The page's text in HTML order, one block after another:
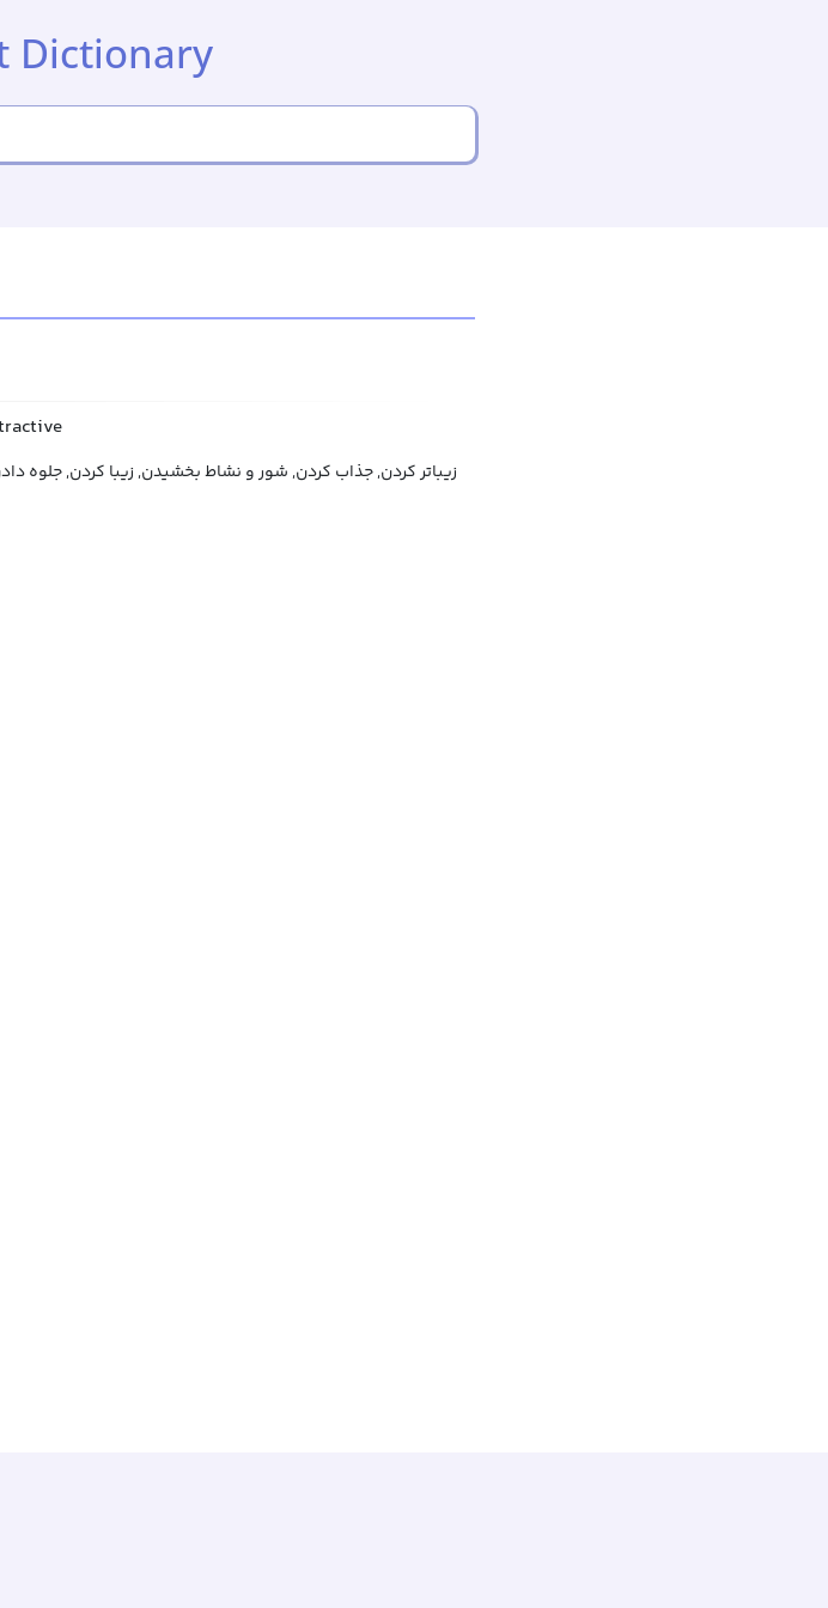
Dictionary
زیباتر کردن, جذاب کردن, شور و نشاط بخشیدن, زیبا کردن, جلوه